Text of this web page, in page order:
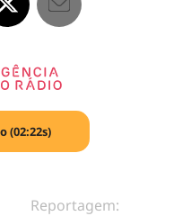
(02:22s)
Reportagem: